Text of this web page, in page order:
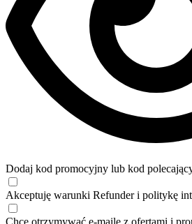
Dodaj kod promocyjny lub kod
Akceptuję warunki Refunder i politykę
Chcę otrzymywać e-maile z ofertami i